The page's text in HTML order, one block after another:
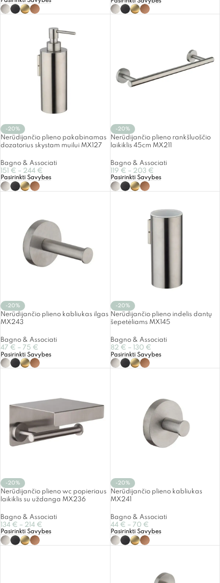
-20%
Nerūdijančio plieno pakabinamas
dozatorius skystam muilui MX127
Bagno & Associati
151 € – 244 €
Pasirinkti Savybes
-20%
Nerūdijančio plieno rankšluoščio
laikiklis 45cm MX211
Bagno & Associati
119 € – 203 €
Pasirinkti Savybes
-20%
Nerūdijančio plieno kabliukas ilgas
MX243
Bagno & Associati
47 € – 75 €
Pasirinkti Savybes
-20%
Nerūdijančio plieno indelis dantų
šepetėliams MX145
Bagno & Associati
82 € – 130 €
Pasirinkti Savybes
-20%
Nerūdijančio plieno wc popieriaus
laikiklis su uždanga MX236
Bagno & Associati
134 € – 214 €
Pasirinkti Savybes
-20%
Nerūdijančio plieno kabliukas
MX241
Bagno & Associati
44 € – 70 €
Pasirinkti Savybes